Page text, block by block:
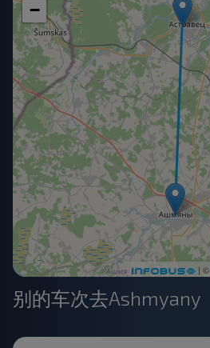
−
| ©
别的车次去Ashmyany